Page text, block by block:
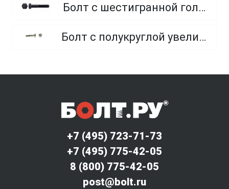
Болт с шестигранной головкой, неполная резьба, класс прочности 10.9 и 12.9
Болт с полукруглой увеличенной головкой и усом класса точности C (мебельный)
+7 (495) 723-71-73
+7 (495) 775-42-05
8 (800) 775-42-05
post@bolt.ru